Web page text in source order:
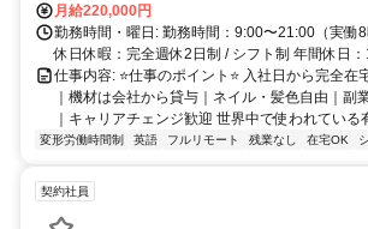
月給220,000円
勤務時間・曜日: 勤務時間：9:00〜21:00（実働8
休日休暇：完全週休2日制 / シフト制 年間休日
仕事内容: ⭐️仕事のポイント⭐️ 入社日から完全在
｜機材は会社から貸与｜ネイル・髪色自由｜副
｜キャリアチェンジ歓迎 世界中で使われている
変形労働時間制 英語 フルリモート 残業なし 在宅OK
契約社員